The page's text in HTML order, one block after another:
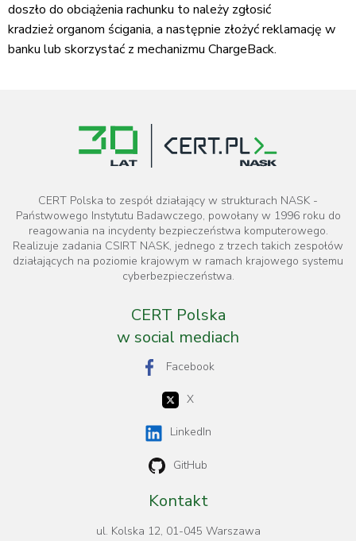
doszło do obciążenia rachunku to należy zgłosić
kradzież organom ścigania, a następnie złożyć reklamację w
banku lub skorzystać z mechanizmu ChargeBack.
CERT Polska to zespół działający w strukturach NASK -
Państwowego Instytutu Badawczego, powołany w 1996 roku do
reagowania na incydenty bezpieczeństwa komputerowego.
Realizuje zadania CSIRT NASK, jednego z trzech takich zespołów
działających na poziomie krajowym w ramach krajowego systemu
cyberbezpieczeństwa.
CERT Polska
w social mediach
Facebook
X
LinkedIn
GitHub
Kontakt
ul. Kolska 12, 01-045 Warszawa